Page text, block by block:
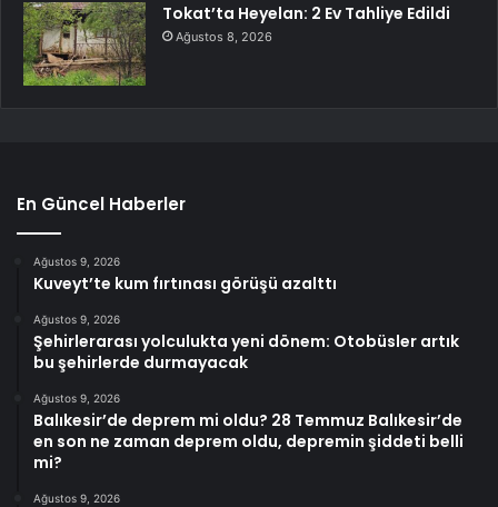
Tokat’ta Heyelan: 2 Ev Tahliye Edildi
Ağustos 8, 2026
En Güncel Haberler
Ağustos 9, 2026
Kuveyt’te kum fırtınası görüşü azalttı
Ağustos 9, 2026
Şehirlerarası yolculukta yeni dönem: Otobüsler artık
bu şehirlerde durmayacak
Ağustos 9, 2026
Balıkesir’de deprem mi oldu? 28 Temmuz Balıkesir’de
en son ne zaman deprem oldu, depremin şiddeti belli
mi?
Ağustos 9, 2026